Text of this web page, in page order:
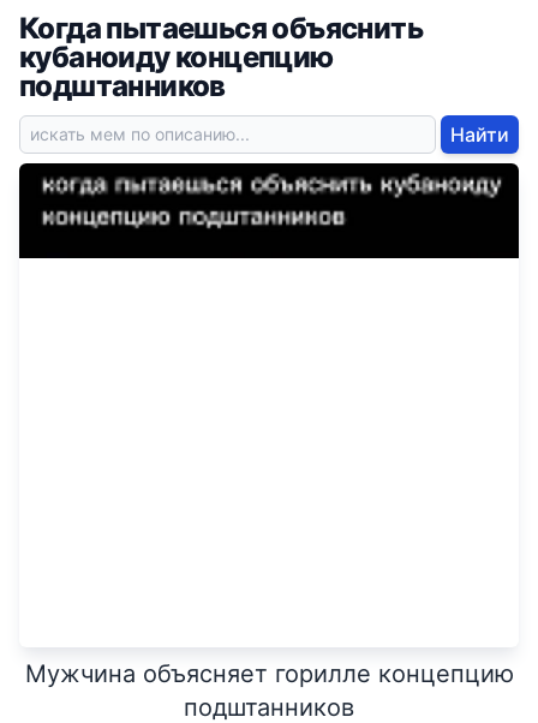
Когда пытаешься объяснить
кубаноиду концепцию
подштанников
Найти
Мужчина объясняет горилле концепцию
подштанников